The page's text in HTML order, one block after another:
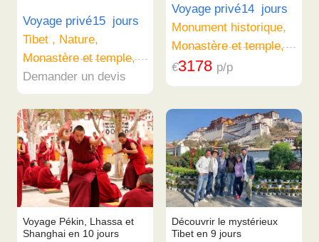
Voyage privé15 jours
Tibet , Nature,
Monastère et temple,
Demander un devis
Voyage privé14 jours
Monument historique,
Monastère et temple,
€3178 p/p
Voyage Pékin, Lhassa et
Shanghai en 10 jours
Découvrir le mystérieux
Tibet en 9 jours